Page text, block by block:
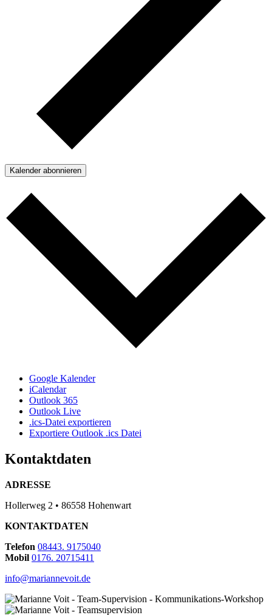
Kalender abonnieren
Google Kalender
iCalendar
Outlook 365
Outlook Live
.ics-Datei exportieren
Exportiere Outlook .ics Datei
Kontaktdaten
ADRESSE
Hollerweg 2 • 86558 Hohenwart
KONTAKTDATEN
Telefon 08443. 9175040
Mobil 0176. 20715411
info@mariannevoit.de